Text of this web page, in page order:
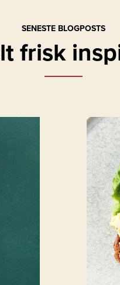
SENESTE BLOGPOSTS
frisk